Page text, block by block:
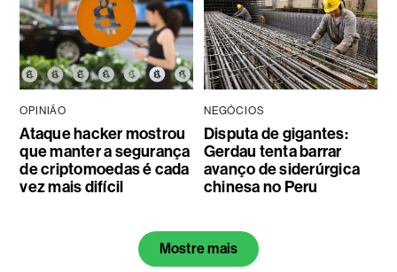
OPINIÃO
Ataque hacker mostrou
que manter a segurança
de criptomoedas é cada
vez mais difícil
NEGÓCIOS
Disputa de gigantes:
Gerdau tenta barrar
avanço de siderúrgica
chinesa no Peru
Mostre mais